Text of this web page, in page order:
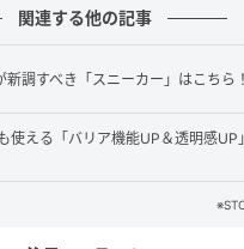
関連する他の記事
新調すべき「スニーカー」はこちら！
使える「バリア機能UP＆透明感UP